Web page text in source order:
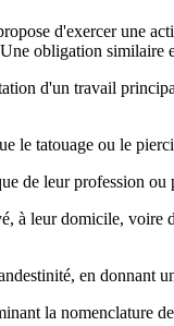
d'exercer une
obligation similaire
d'un travail
le tatouage ou le
de leur profession
à leur domicile,
en donnant
la nomenclature